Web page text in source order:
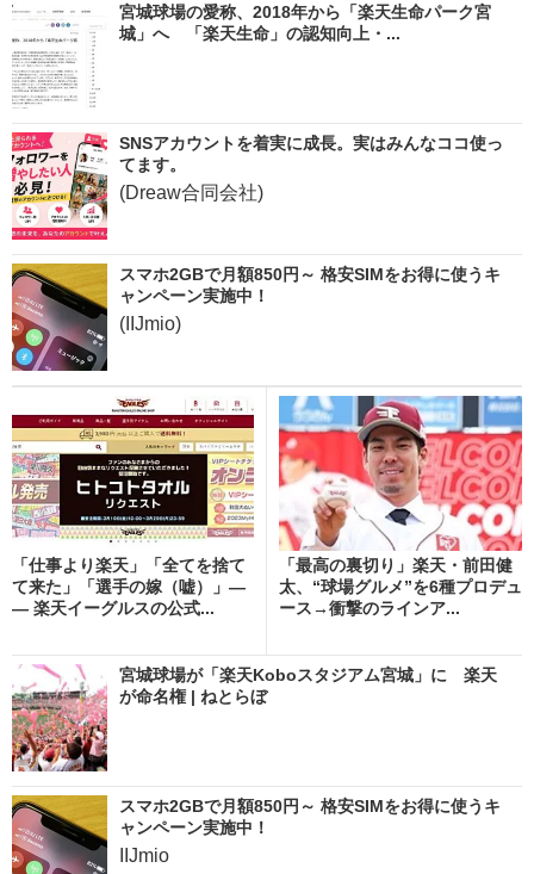
宮城球場の愛称、2018年から「楽天生命パーク宮
城」へ 「楽天生命」の認知向上・...
SNSアカウントを着実に成長。実はみんなココ使っ
てます。
(Dreaw合同会社)
スマホ2GBで月額850円～ 格安SIMをお得に使うキ
ャンペーン実施中！
(IIJmio)
「仕事より楽天」「全てを捨て
て来た」「選手の嫁（嘘）」―
― 楽天イーグルスの公式...
「最高の裏切り」楽天・前田健
太、“球場グルメ”を6種プロデュ
ース→衝撃のラインア...
宮城球場が「楽天Koboスタジアム宮城」に 楽天
が命名権 | ねとらぼ
スマホ2GBで月額850円～ 格安SIMをお得に使うキ
ャンペーン実施中！
IIJmio